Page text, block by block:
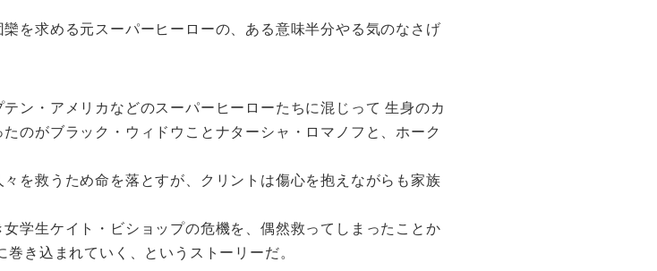
を求める元スーパーヒーローの、ある意味半分やる気のなさげ
ン・アメリカなどのスーパーヒーローたちに混じって 生身のカ
のがブラック・ウィドウことナターシャ・ロマノフと、ホーク
を救うため命を落とすが、クリントは傷心を抱えながらも家族
学生ケイト・ビショップの危機を、偶然救ってしまったことか
き込まれていく、というストーリーだ。